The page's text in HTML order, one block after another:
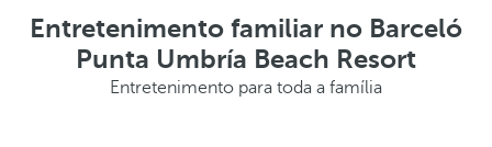
Entretenimento familiar no Barceló
Punta Umbría Beach Resort
Entretenimento para toda a família